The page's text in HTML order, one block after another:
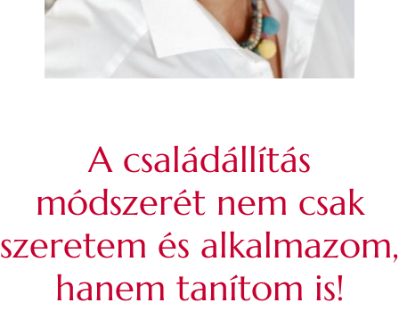
A családállítás
módszerét nem csak
szeretem és alkalmazom,
hanem tanítom is!